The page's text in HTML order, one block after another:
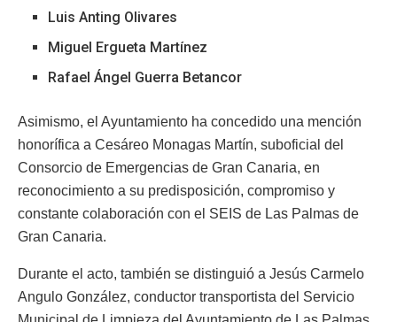
Luis Anting Olivares
Miguel Ergueta Martínez
Rafael Ángel Guerra Betancor
Asimismo, el Ayuntamiento ha concedido una mención
honorífica a Cesáreo Monagas Martín, suboficial del
Consorcio de Emergencias de Gran Canaria, en
reconocimiento a su predisposición, compromiso y
constante colaboración con el SEIS de Las Palmas de
Gran Canaria.
Durante el acto, también se distinguió a Jesús Carmelo
Angulo González, conductor transportista del Servicio